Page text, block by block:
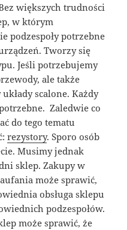
większych trudności
w którym
podzespoły potrzebne
Tworzy się
Jeśli potrzebujemy
ale także
scalone. Każdy
Zaledwie co
do tego tematu
rezystory. Sporo osób
Musimy jednak
sklep. Zakupy w
może sprawić,
obsługa sklepu
podzespołów.
może sprawić, że